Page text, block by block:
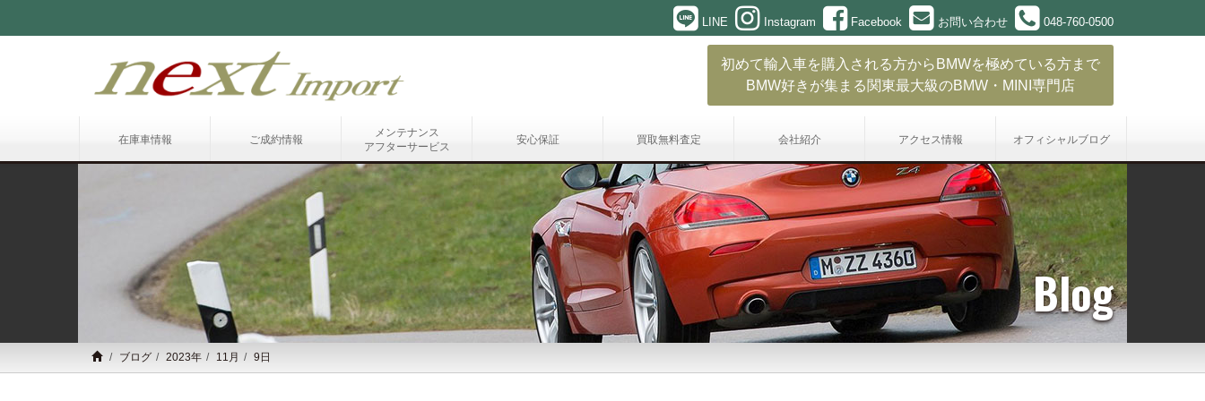
LINE Instagram Facebook お問い合わせ 048-760-0500
初めて輸入車を購入される方からBMWを極めている方まで
BMW好きが集まる関東最大級のBMW・MINI専門店
在庫車情報 ご成約情報
メンテナンス
アフターサービス
安心保証 買取無料査定 会社紹介 アクセス情報 オフィシャルブログ
Blog
ブログ 2023年 11月 9日